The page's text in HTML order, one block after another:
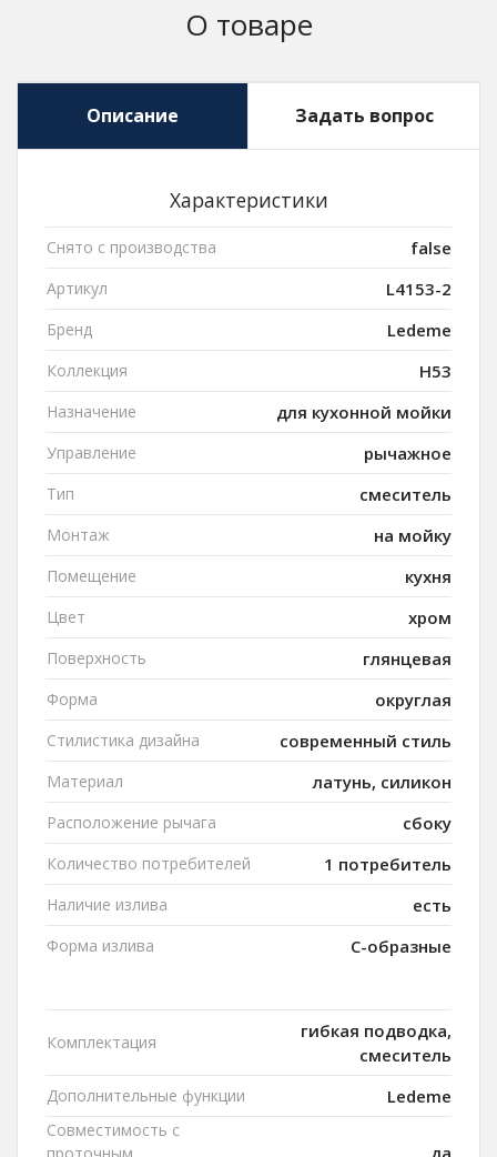
О товаре
Описание Задать вопрос
Характеристики
Снято с производства false
Артикул L4153-2
Бренд Ledeme
Коллекция H53
Назначение для кухонной мойки
Управление рычажное
Тип смеситель
Монтаж на мойку
Помещение кухня
Цвет хром
Поверхность глянцевая
Форма округлая
Стилистика дизайна современный стиль
Материал латунь, силикон
Расположение рычага сбоку
Количество потребителей 1 потребитель
Наличие излива есть
Форма излива C-образные
Комплектация
гибкая подводка,
смеситель
Дополнительные функции Ledeme
Совместимость с
да